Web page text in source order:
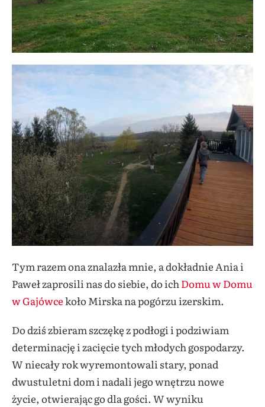
Tym razem ona znalazła mnie, a dokładnie Ania i
Paweł zaprosili nas do siebie, do ichDomu w Domu
w Gajówcekoło Mirska na pogórzu izerskim.
Do dziś zbieram szczękę z podłogi i podziwiam
determinację i zacięcie tych młodych gospodarzy.
W niecały rok wyremontowali stary, ponad
dwustuletni dom i nadali jego wnętrzu nowe
życie, otwierając go dla gości. W wyniku